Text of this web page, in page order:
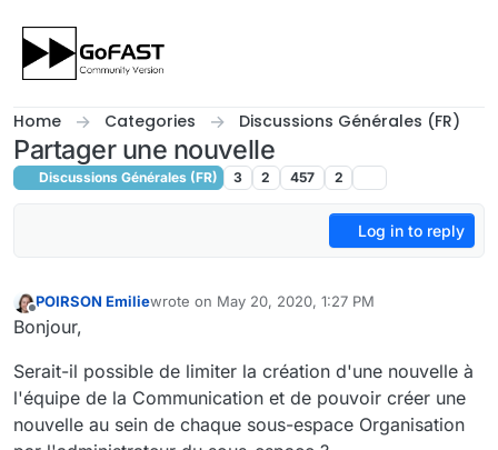
Home Categories Discussions Générales (FR)
Partager une nouvelle
Discussions Générales (FR) 3 2 457 2
Log in to reply
Offline
POIRSON Emiliewrote on May 20, 2020, 1:27 PM
last edited by
Bonjour,
Serait-il possible de limiter la création d'une nouvelle à
l'équipe de la Communication et de pouvoir créer une
nouvelle au sein de chaque sous-espace Organisation